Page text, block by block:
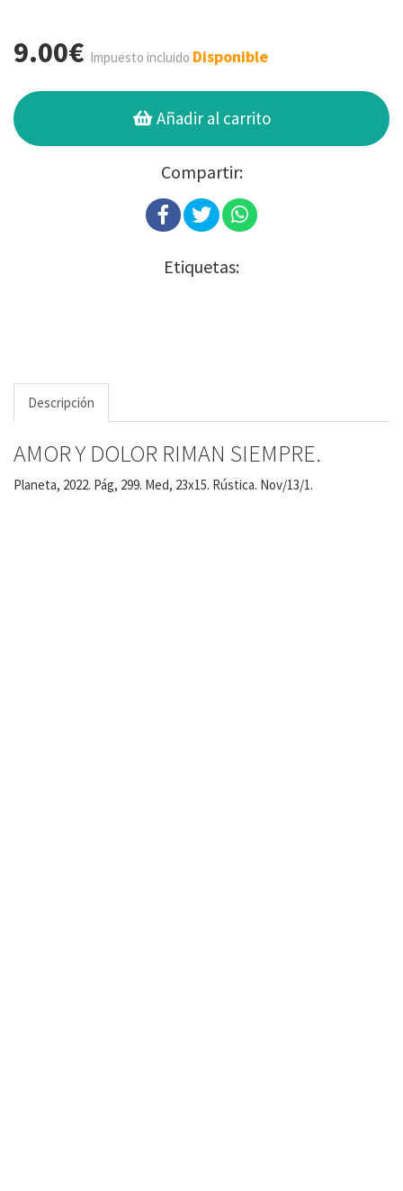
9.00€ Impuesto incluido Disponible
Añadir al carrito
Compartir:
Etiquetas:
Descripción
AMOR Y DOLOR RIMAN SIEMPRE.
Planeta, 2022. Pág, 299. Med, 23x15. Rústica. Nov/13/1.